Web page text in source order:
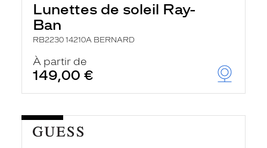
Lunettes de soleil Ray-
Ban
RB2230 14210A BERNARD
À partir de
149,00 €